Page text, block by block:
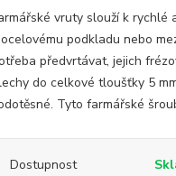
vruty slouží k rychlé
podkladu nebo
předvrtávat, jejich
do celkové tloušťky 5
Tyto farmářské
Dostupnost